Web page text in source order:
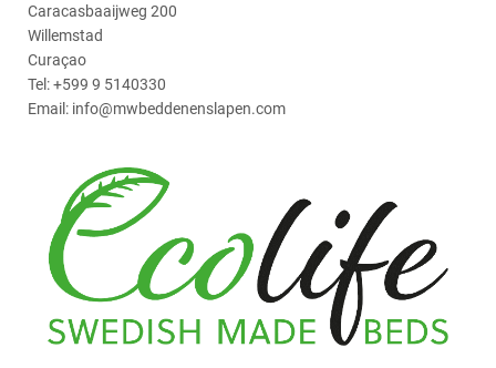
Caracasbaaijweg 200
Willemstad
Curaçao
Tel: +599 9 5140330
Email: info@mwbeddenenslapen.com